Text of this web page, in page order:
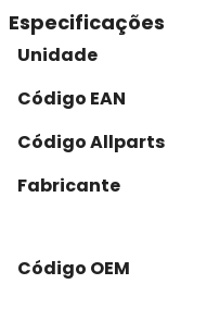
Especificações
Unidade
Código EAN
Código Allparts
Fabricante
Código OEM